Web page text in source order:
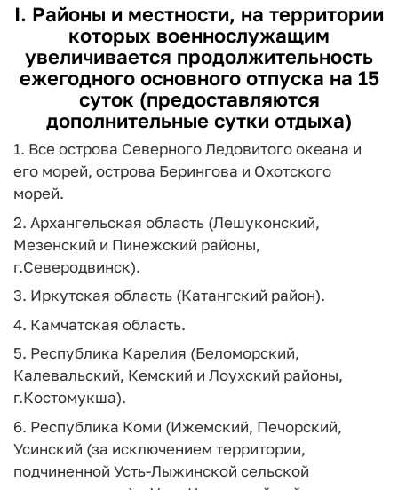
I. Районы и местности, на территории
которых военнослужащим
увеличивается продолжительность
ежегодного основного отпуска на 15
суток (предоставляются
дополнительные сутки отдыха)
1. Все острова Северного Ледовитого океана и
его морей, острова Берингова и Охотского
морей.
2. Архангельская область (Лешуконский,
Мезенский и Пинежский районы,
г.Северодвинск).
3. Иркутская область (Катангский район).
4. Камчатская область.
5. Республика Карелия (Беломорский,
Калевальский, Кемский и Лоухский районы,
г.Костомукша).
6. Республика Коми (Ижемский, Печорский,
Усинский (за исключением территории,
подчиненной Усть-Лыжинской сельской